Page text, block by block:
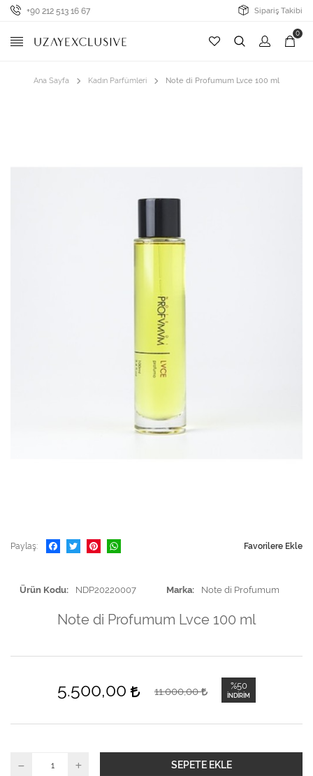
+90 212 513 16 67 Sipariş Takibi
0
Ana Sayfa Kadın Parfümleri Note di Profumum Lvce 100 ml
Paylaş Favorilere Ekle
Ürün Kodu NDP20220007 Marka Note di Profumum
Note di Profumum Lvce 100 ml
5.500,00 11.000,00 %50
İNDIRIM
SEPETE EKLE